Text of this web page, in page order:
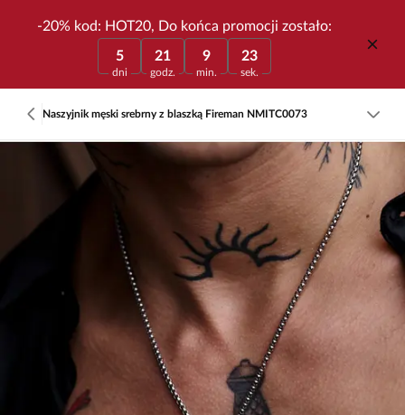
-20% kod: HOT20, Do końca promocji zostało:
5
dni
21
godz.
9
min.
23
sek.
Naszyjnik męski srebrny z blaszką Fireman NMITC0073